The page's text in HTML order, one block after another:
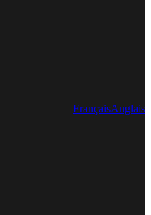
FrançaisAnglais